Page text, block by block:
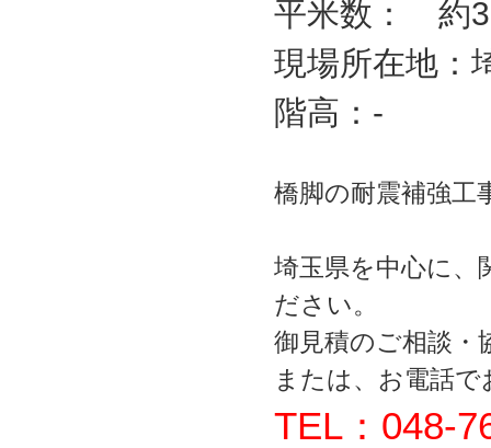
平米数： 約
現場所在地：
階高：-
橋脚の耐震補強工
埼玉県を中心に、
ださい。
御見積のご相談・
または、お電話
TEL：048-